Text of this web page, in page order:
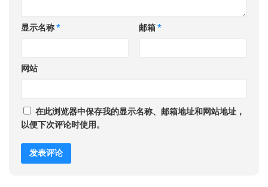
显示名称* 邮箱*
网站
在此浏览器中保存我的显示名称、邮箱地址和网站地址，
以便下次评论时使用。